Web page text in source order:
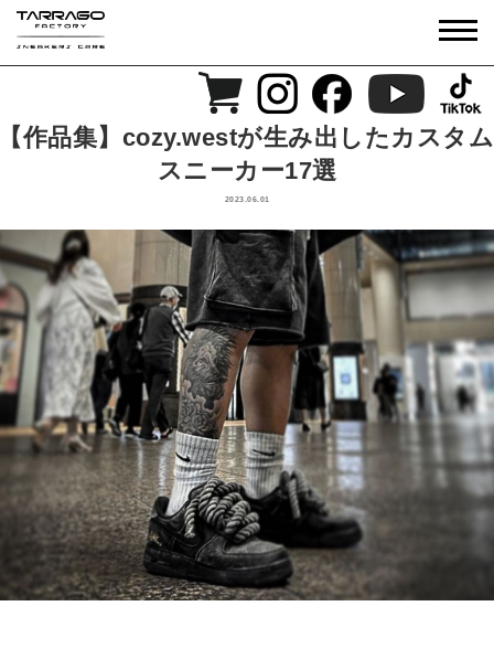
作品集】cozy.westが生み出したカスタム
スニーカー17選
2023.06.01